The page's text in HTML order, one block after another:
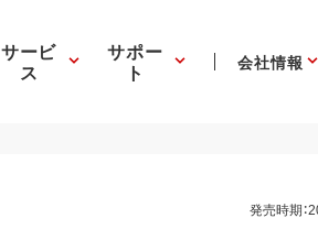
サービ
ス
サポー
ト 会社情報
発売時期：